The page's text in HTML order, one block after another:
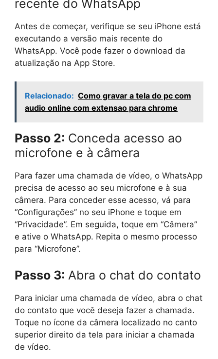
recente do WhatsApp
Antes de começar, verifique se seu iPhone está
executando a versão mais recente do
WhatsApp. Você pode fazer o download da
atualização na App Store.
Relacionado: Como gravar a tela do pc com
audio online com extensao para chrome
Passo 2: Conceda acesso ao
microfone e à câmera
Para fazer uma chamada de vídeo, o WhatsApp
precisa de acesso ao seu microfone e à sua
câmera. Para conceder esse acesso, vá para
“Configurações” no seu iPhone e toque em
“Privacidade”. Em seguida, toque em “Câmera”
e ative o WhatsApp. Repita o mesmo processo
para “Microfone”.
Passo 3: Abra o chat do contato
Para iniciar uma chamada de vídeo, abra o chat
do contato que você deseja fazer a chamada.
Toque no ícone da câmera localizado no canto
superior direito da tela para iniciar a chamada
de vídeo.